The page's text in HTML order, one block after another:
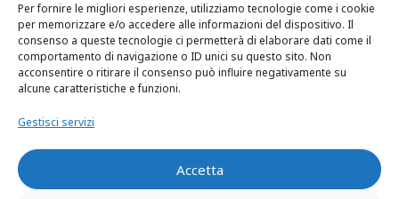
Per fornire le migliori esperienze, utilizziamo tecnologie come i cookie
per memorizzare e/o accedere alle informazioni del dispositivo. Il
consenso a queste tecnologie ci permetterà di elaborare dati come il
comportamento di navigazione o ID unici su questo sito. Non
acconsentire o ritirare il consenso può influire negativamente su
alcune caratteristiche e funzioni.
Gestisci servizi
Accetta
inesistenti tramite la
società S.P.1 S.r.l., sia in
ordine alla attribuzione
all’indagato dei c/c della
società Immobiliare B.
S.r.l., oggetto del